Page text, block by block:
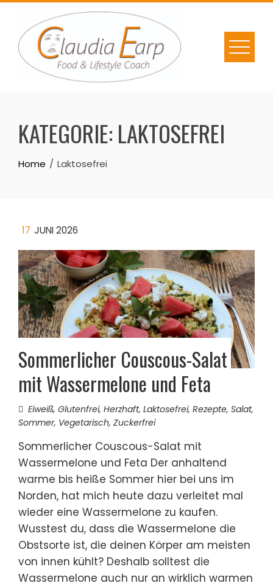
Skip
content
KATEGORIE: LAKTOSEFREI
Home Laktosefrei
17 JUNI 2026
Sommerlicher Couscous-Salat
mit Wassermelone und Feta
Eiweiß, Glutenfrei, Herzhaft, Laktosefrei, Rezepte, Salat,
Sommer, Vegetarisch, Zuckerfrei
Sommerlicher Couscous-Salat mit
Wassermelone und Feta Der anhaltend
warme bis heiße Sommer hier bei uns im
Norden, hat mich heute dazu verleitet mal
wieder eine Wassermelone zu kaufen.
Wusstest du, dass die Wassermelone die
Obstsorte ist, die deinen Körper am meisten
von innen kühlt? Deshalb solltest die
Wassermelone auch nur an wirklich warmen